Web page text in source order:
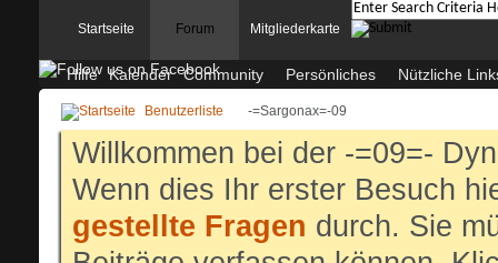
Startseite Forum
Hilfe Kalender Community Persönliches Nützliche
Mitgliederkarte
Benutzerliste -=Sargonax=-09
Willkommen bei der -=09=-
Wenn dies Ihr erster Besuch
gestellte Fragen durch. Sie